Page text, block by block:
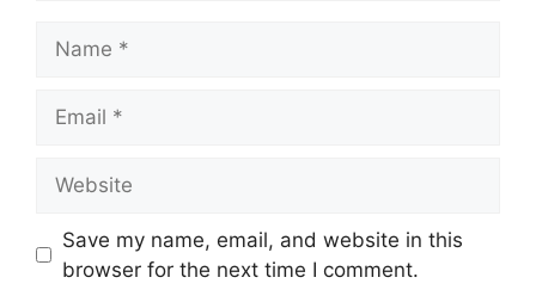
Save my name, email, and website in this
browser for the next time I comment.